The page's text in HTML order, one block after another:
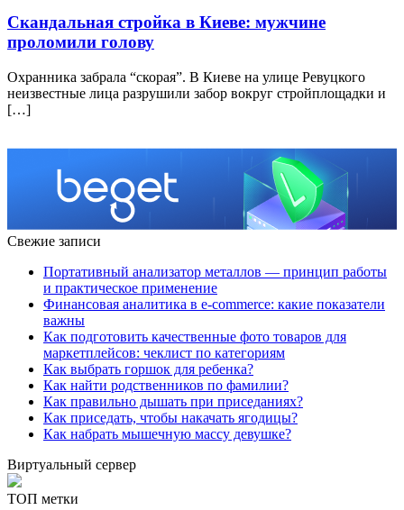
Скандальная стройка в Киеве: мужчине
проломили голову
Охранника забрала “скорая”. В Киеве на улице Ревуцкого
неизвестные лица разрушили забор вокруг стройплощадки и
[…]
Свежие записи
Портативный анализатор металлов — принцип работы
и практическое применение
Финансовая аналитика в e-commerce: какие показатели
важны
Как подготовить качественные фото товаров для
маркетплейсов: чеклист по категориям
Как выбрать горшок для ребенка?
Как найти родственников по фамилии?
Как правильно дышать при приседаниях?
Как приседать, чтобы накачать ягодицы?
Как набрать мышечную массу девушке?
Виртуальный сервер
ТОП метки